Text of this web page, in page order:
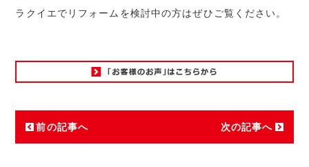
ラクイエでリフォームを検討中の方はぜひご覧ください。
前の記事へ 次の記事へ